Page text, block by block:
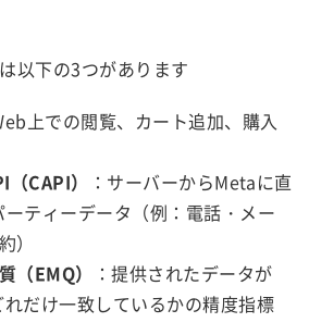
以下の3つがあります
上での閲覧、カート追加、購入
CAPI）
：サーバーからMetaに直
ティーデータ（例：電話・メー
）
（EMQ）
：提供されたデータが
だけ一致しているかの精度指標